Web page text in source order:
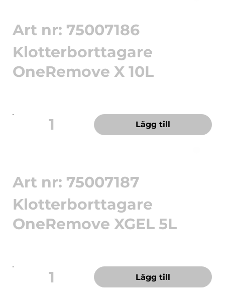
1 Lägg till
Art nr: 75007186
Klotterborttagare
OneRemove X 10L
1 Lägg till
Art nr: 75007187
Klotterborttagare
OneRemove XGEL 5L